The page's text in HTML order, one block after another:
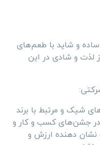
و شاید با طعم‌های
لذت و شادی در این
شیک و مرتبط با برند
جشن‌های کسب و کار و
نشان دهنده ارزش و